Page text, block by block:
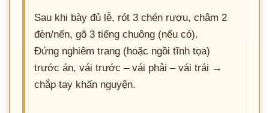
Sau khi bày đủ lễ, rót 3 chén rượu, châm 2
đèn/nến, gõ 3 tiếng chuông (nếu có).
Đứng nghiêm trang (hoặc ngồi tĩnh tọa)
trước án, vái trước – vái phải – vái trái →
chắp tay khấn nguyện.